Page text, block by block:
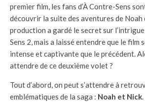
premier film, les fans d’À Contre-Sens
découvrir la suite des aventures de Noah
production a gardé le secret sur
Sens 2, mais a laissé entendre que le film
intense et captivante que le précédent.
attendre de ce deuxième volet ?
Tout d’abord, on peut s’attendre à
emblématiques de la saga : Noah et Nick